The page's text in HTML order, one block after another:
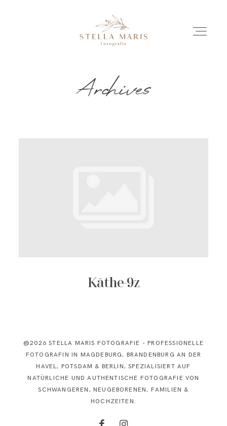
EINBLICKE
Archives
Käthe-9z
@2026 STELLA MARIS FOTOGRAFIE - PROFESSIONELLE
FOTOGRAFIN IN MAGDEBURG, BRANDENBURG AN DER
HAVEL, POTSDAM & BERLIN, SPEZIALISIERT AUF
NATÜRLICHE UND AUTHENTISCHE FOTOGRAFIE VON
SCHWANGEREN, NEUGEBORENEN, FAMILIEN &
HOCHZEITEN.